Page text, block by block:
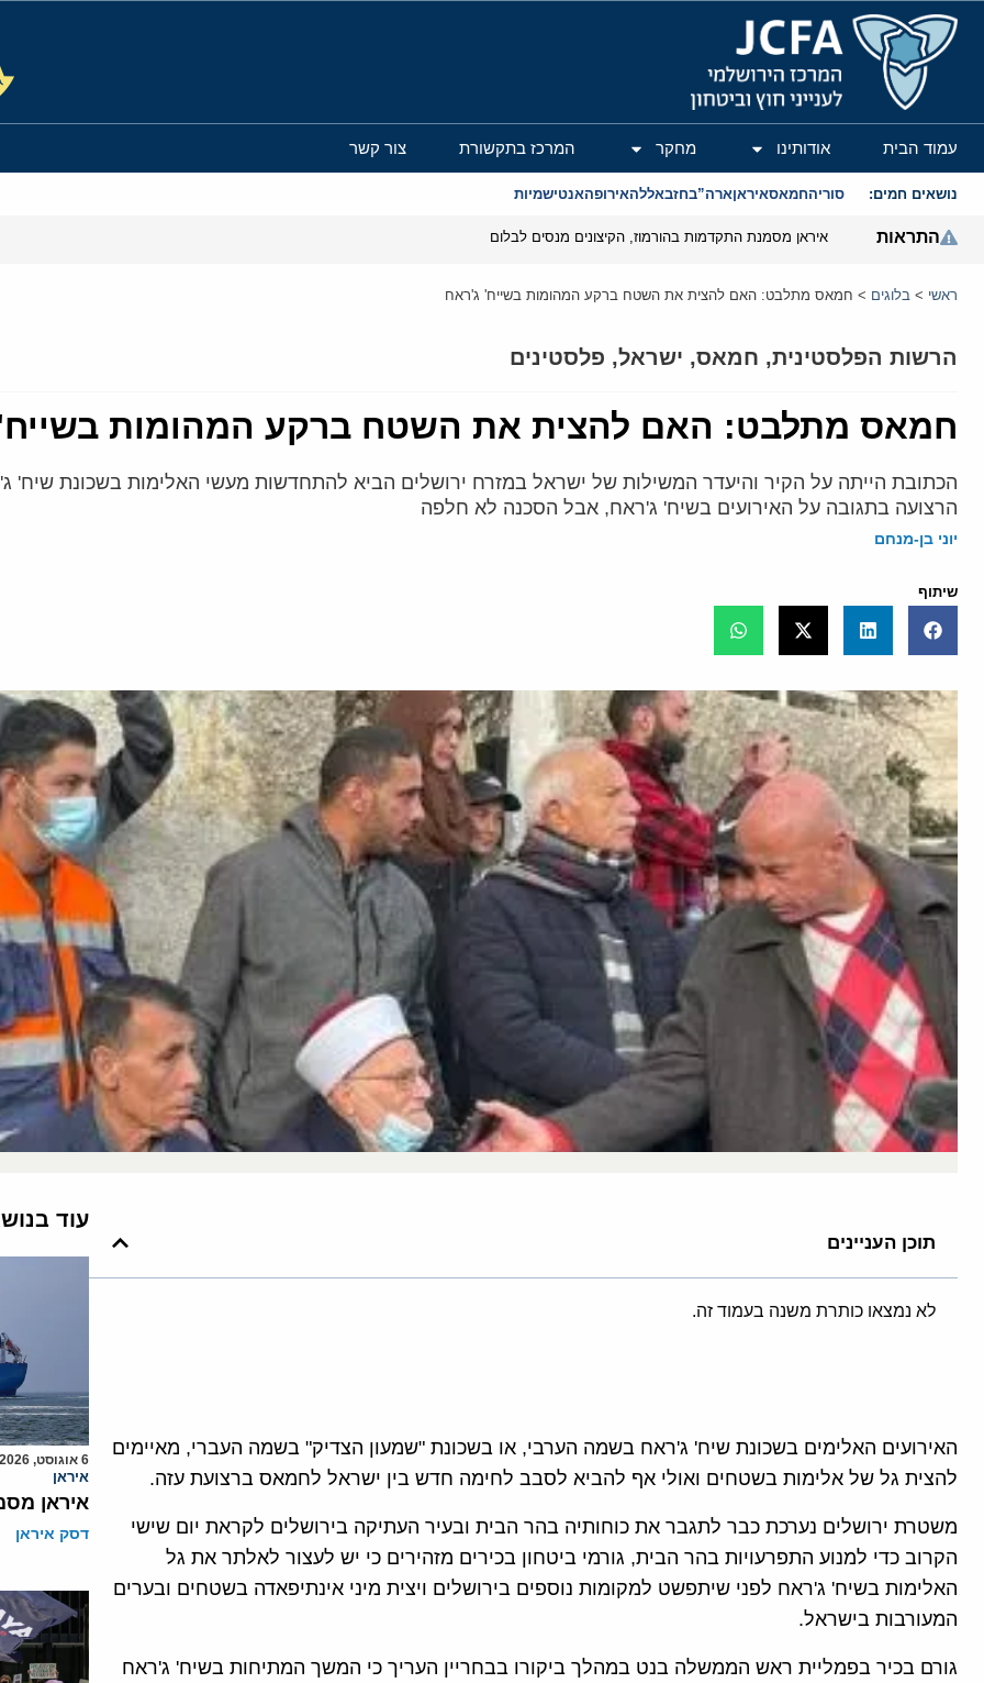
המרכז הירושלמי לענייני חוץ וביטחון
עמוד הבית אודותינו מחקר המרכז בתקשורת צור קשר
נושאים חמים: סוריהחמאסאיראןארה”בחזבאללהאירופהאנטישמיות
התראות איראן מסמנת התקדמות בהורמוז, הקיצונים מנסים לבלום
ראשי > בלוגים > חמאס מתלבט: האם להצית את השטח ברקע המהומות בשייח' ג'ראח
הרשות הפלסטינית, חמאס, ישראל, פלסטינים
חמאס מתלבט: האם להצית את השטח ברקע המהומות
הכתובת הייתה על הקיר והיעדר המשילות של ישראל במזרח ירושלים הביא להתחדשות מעשי האלימות בשכונת
הרצועה בתגובה על האירועים בשיח' ג'ראח, אבל הסכנה לא חלפה
יוני בן-מנחם
שיתוף
תוכן העניינים
לא נמצאו כותרת משנה בעמוד זה.
האירועים האלימים בשכונת שיח' ג'ראח בשמה הערבי, או בשכונת "שמעון הצדיק" בשמה העברי, מאיימים
להצית גל של אלימות בשטחים ואולי אף להביא לסבב לחימה חדש בין ישראל לחמאס ברצועת עזה.
משטרת ירושלים נערכת כבר לתגבר את כוחותיה בהר הבית ובעיר העתיקה בירושלים לקראת יום שישי
הקרוב כדי למנוע התפרעויות בהר הבית, גורמי ביטחון בכירים מזהירים כי יש לעצור לאלתר את גל
האלימות בשיח' ג'ראח לפני שיתפשט למקומות נוספים בירושלים ויצית מיני אינתיפאדה בשטחים ובערים
המעורבות בישראל.
גורם בכיר בפמליית ראש הממשלה בנט במהלך ביקורו בבחריין העריך כי המשך המתיחות בשיח' ג'ראח
עוד
6 אוגוסט, 2026
איראן
איראן
דסק איראן